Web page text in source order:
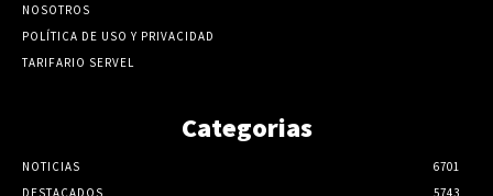
NOSOTROS
POLÍTICA DE USO Y PRIVACIDAD
TARIFARIO SERVEL
Categorias
NOTICIAS
6701
DESTACADOS
5743